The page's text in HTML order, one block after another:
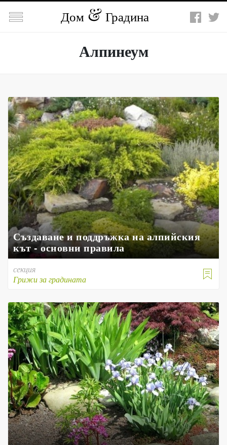
 Дом Градина
Алпинеум
Създаване и поддръжка на алпийския
кът - основни правила

секция
Грижи за градината